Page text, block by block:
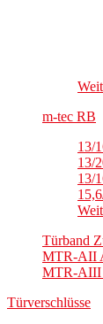
m-tec RB
13/
13/
13/
Türband
MTR-AII
MTR-AIII
Türverschlüsse